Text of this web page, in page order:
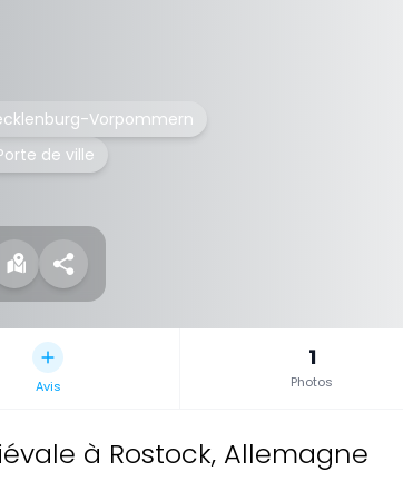
Vorpommern
de ville
Avis
1
Photos
à Rostock, Allemagne